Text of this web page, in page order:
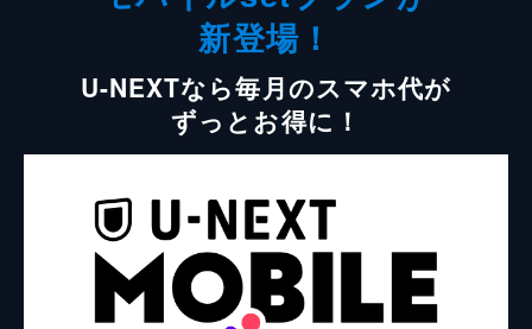
新登場！
U-NEXTなら毎月のスマホ代が
ずっとお得に！